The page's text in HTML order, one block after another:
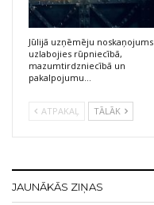
Jūlijā uzņēmēju noskaņojums
uzlabojies rūpniecībā,
mazumtirdzniecībā un
pakalpojumu…
ATPAKAĻ TĀLĀK
JAUNĀKĀS ZIŅAS